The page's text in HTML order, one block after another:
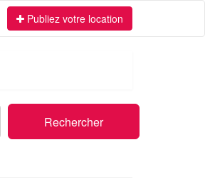
Publiez votre location
Rechercher